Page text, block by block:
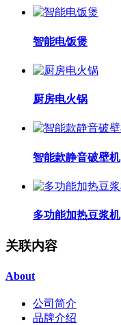
智能电饭煲
厨房电火锅
智能款静音破壁机
多功能加热豆浆机
关联内容
About
公司简介
品牌介绍